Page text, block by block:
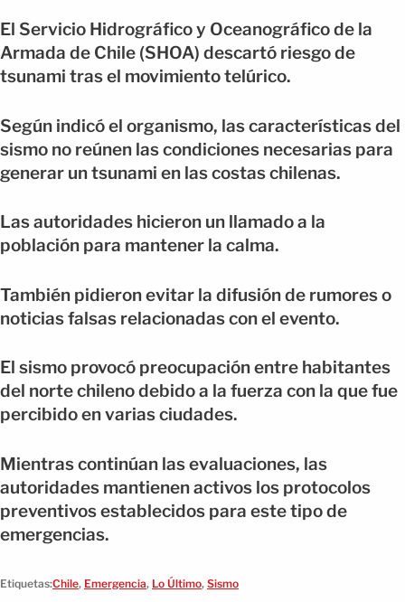
El Servicio Hidrográfico y Oceanográfico de la
Armada de Chile (SHOA) descartó riesgo de
tsunami tras el movimiento telúrico.
Según indicó el organismo, las características del
sismo no reúnen las condiciones necesarias para
generar un tsunami en las costas chilenas.
Las autoridades hicieron un llamado a la
población para mantener la calma.
También pidieron evitar la difusión de rumores o
noticias falsas relacionadas con el evento.
El sismo provocó preocupación entre habitantes
del norte chileno debido a la fuerza con la que fue
percibido en varias ciudades.
Mientras continúan las evaluaciones, las
autoridades mantienen activos los protocolos
preventivos establecidos para este tipo de
emergencias.
Etiquetas:Chile, Emergencia, Lo Último, Sismo